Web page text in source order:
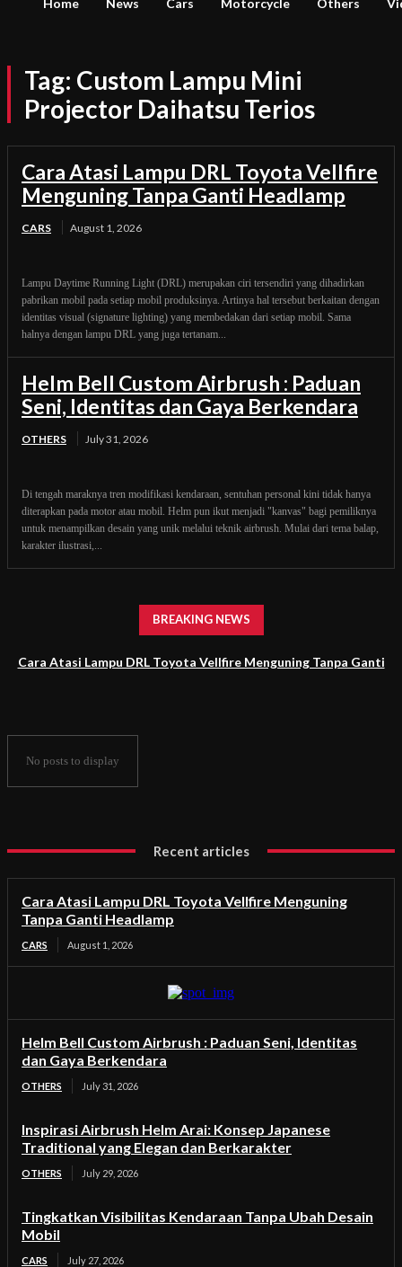
Home News Cars Motorcycle Others
Tag: Custom Lampu Mini
Projector Daihatsu Terios
Cara Atasi Lampu DRL Toyota Vellfire
Menguning Tanpa Ganti Headlamp
CARS August 1, 2026
Lampu Daytime Running Light (DRL) merupakan ciri tersendiri yang dihadirkan
pabrikan mobil pada setiap mobil produksinya. Artinya hal tersebut berkaitan dengan
identitas visual (signature lighting) yang membedakan dari setiap mobil. Sama
halnya dengan lampu DRL yang juga tertanam...
Helm Bell Custom Airbrush : Paduan
Seni, Identitas dan Gaya Berkendara
OTHERS July 31, 2026
Di tengah maraknya tren modifikasi kendaraan, sentuhan personal kini tidak hanya
diterapkan pada motor atau mobil. Helm pun ikut menjadi "kanvas" bagi pemiliknya
untuk menampilkan desain yang unik melalui teknik airbrush. Mulai dari tema balap,
karakter ilustrasi,...
BREAKING NEWS
Cara Atasi Lampu DRL Toyota Vellfire Menguning Tanpa Ganti
No posts to display
Recent articles
Cara Atasi Lampu DRL Toyota Vellfire Menguning
Tanpa Ganti Headlamp
CARS August 1, 2026
Helm Bell Custom Airbrush : Paduan Seni, Identitas
dan Gaya Berkendara
OTHERS July 31, 2026
Inspirasi Airbrush Helm Arai: Konsep Japanese
Traditional yang Elegan dan Berkarakter
OTHERS July 29, 2026
Tingkatkan Visibilitas Kendaraan Tanpa Ubah Desain
Mobil
CARS July 27, 2026